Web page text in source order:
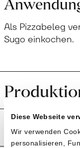
Diese Webseite
Wir verwenden
personalisieren,
Als Pizzabeleg
Sugo einkochen.